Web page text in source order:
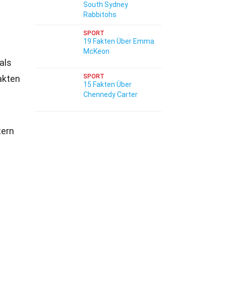
als
South Sydney
Rabbitohs
SPORT
19 Fakten Über Emma
McKeon
SPORT
15 Fakten Über
Chennedy Carter